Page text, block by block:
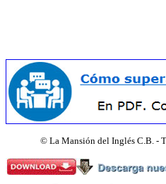
© La Mansión del Inglés C.B. -